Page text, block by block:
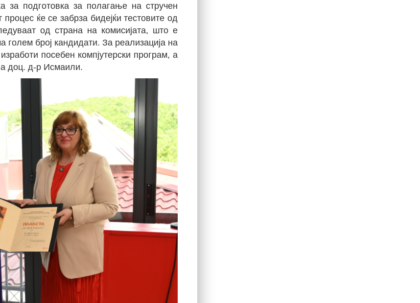
за подготовка за полагање на стручен
ќе се забрза бидејќи тестовите од
од страна на комисијата, што е
голем број кандидати. За реализација на
посебен компјутерски програм, а
доц. д-р Исмаили.